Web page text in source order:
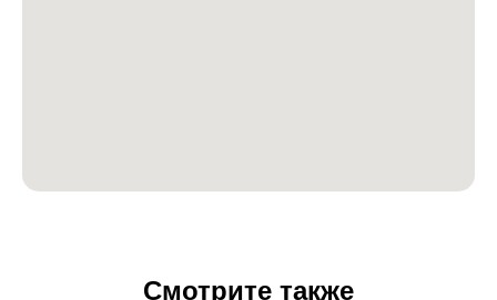
Смотрите также